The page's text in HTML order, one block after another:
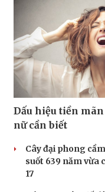
Dấu hiệu tiền
nữ cần biết
Cây đại phong
suốt 639 năm vừa
17